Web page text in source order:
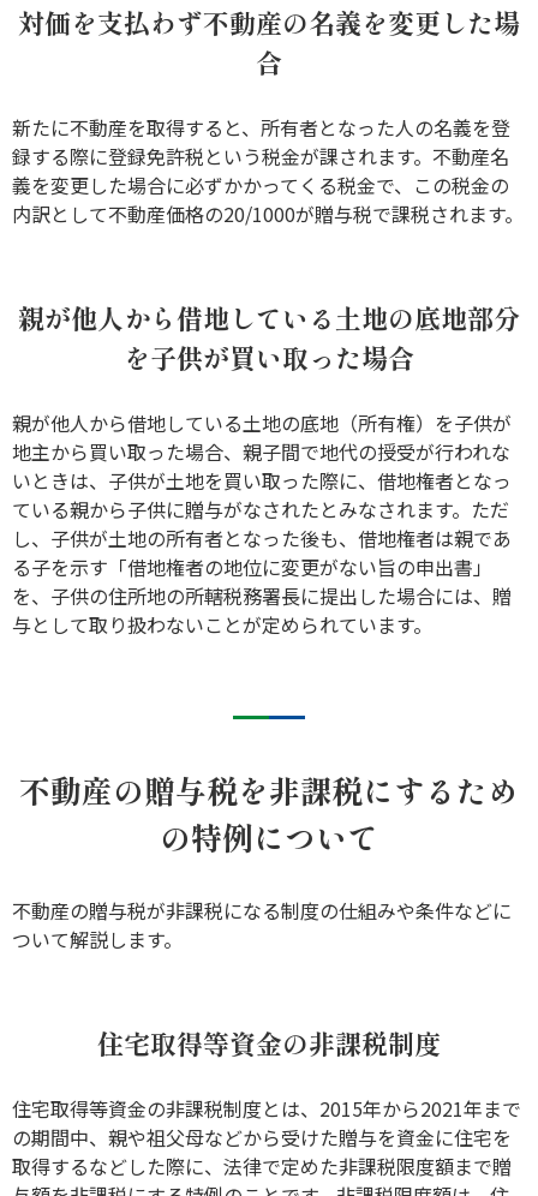
対価を支払わず不動産の名義を変更した場
合
新たに不動産を取得すると、所有者となった人の名義を登
録する際に登録免許税という税金が課されます。不動産名
義を変更した場合に必ずかかってくる税金で、この税金の
内訳として不動産価格の20/1000が贈与税で課税されます。
親が他人から借地している土地の底地部分
を子供が買い取った場合
親が他人から借地している土地の底地（所有権）を子供が
地主から買い取った場合、親子間で地代の授受が行われな
いときは、子供が土地を買い取った際に、借地権者となっ
ている親から子供に贈与がなされたとみなされます。ただ
し、子供が土地の所有者となった後も、借地権者は親であ
る子を示す「借地権者の地位に変更がない旨の申出書」
を、子供の住所地の所轄税務署長に提出した場合には、贈
与として取り扱わないことが定められています。
不動産の贈与税を非課税にするため
の特例について
不動産の贈与税が非課税になる制度の仕組みや条件などに
ついて解説します。
住宅取得等資金の非課税制度
住宅取得等資金の非課税制度とは、2015年から2021年まで
の期間中、親や祖父母などから受けた贈与を資金に住宅を
取得するなどした際に、法律で定めた非課税限度額まで贈